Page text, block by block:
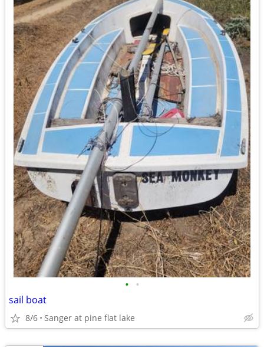
• •
sail boat
8/6 Sanger at pine flat lake